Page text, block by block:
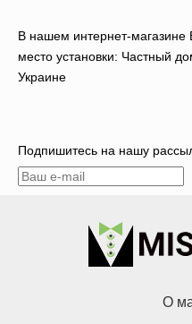
В нашем интернет-магазине
место установки: Частный
Украине
Подпишитесь на нашу
О